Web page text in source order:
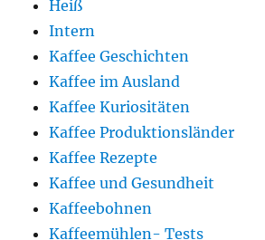
Heiß
Intern
Kaffee Geschichten
Kaffee im Ausland
Kaffee Kuriositäten
Kaffee Produktionsländer
Kaffee Rezepte
Kaffee und Gesundheit
Kaffeebohnen
Kaffeemühlen- Tests